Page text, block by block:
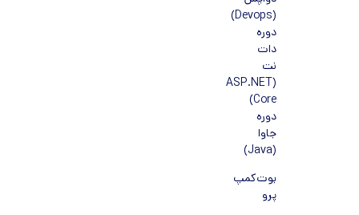
(Devops)
دوره
دات
نت
(ASP.NET
Core)
دوره
جاوا
(Java)
بوت‌کمپ
پرو